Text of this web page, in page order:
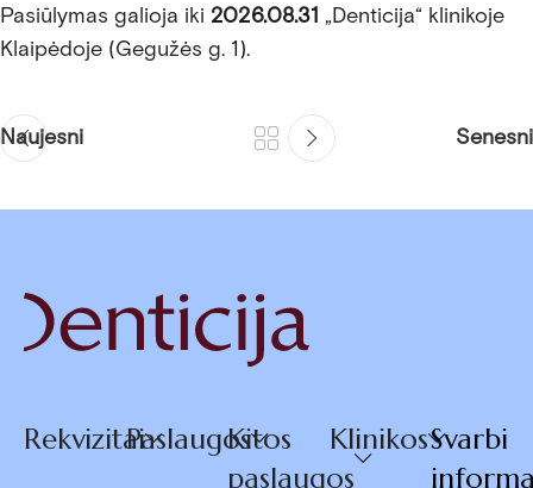
Pasiūlymas galioja iki 2026.08.31 „Denticija“ klinikoje
Klaipėdoje (Gegužės g. 1).
Naujesni Senesni
RekvizitaiPaslaugosKitos
paslaugos
KlinikosSvarbi